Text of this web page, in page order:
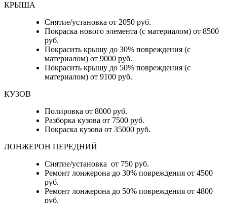
КРЫША
Снятие/установка от 2050 руб.
Покраска нового элемента (с материалом) от 8500
руб.
Покрасить крышу до 30% повреждения (с
материалом) от 9000 руб.
Покрасить крышу до 50% повреждения (с
материалом) от 9100 руб.
КУЗОВ
Полировка от 8000 руб.
Разборка кузова от 7500 руб.
Покраска кузова от 35000 руб.
ЛОНЖЕРОН ПЕРЕДНИЙ
Снятие/установка от 750 руб.
Ремонт лонжерона до 30% повреждения от 4500
руб.
Ремонт лонжерона до 50% повреждения от 4800
руб.